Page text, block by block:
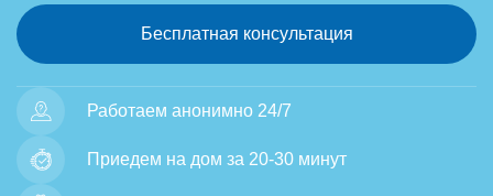
Бесплатная консультация
Работаем анонимно 24/7
Приедем на дом за 20-30 минут